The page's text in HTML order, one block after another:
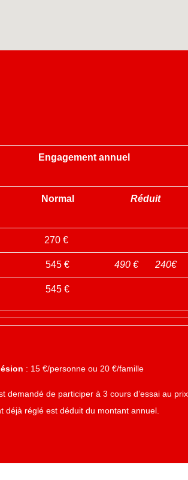
Engagement annuel
Normal Réduit
270 €
545€ 490 € 240€
545 €
: 15 €/personne ou 20 €/famille
demandé de participer à 3 cours d’essai au
déjà réglé est déduit du montant annuel.